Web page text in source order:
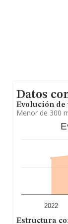
Datos
Evolución de
Menor de 300
2022
Estructura